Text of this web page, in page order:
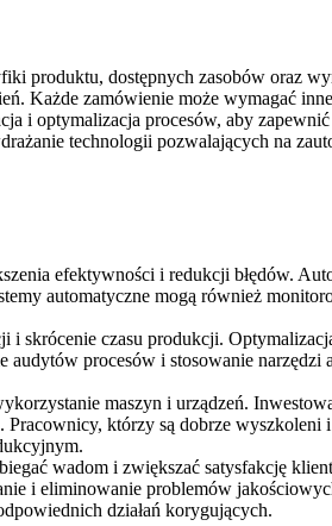
produktu, dostępnych zasobów oraz
Każde zamówienie może wymagać
i optymalizacja procesów, aby
technologii pozwalających na
efektywności i redukcji błędów.
automatyczne mogą również
skrócenie czasu produkcji.
audytów procesów i stosowanie
maszyn i urządzeń.
którzy są dobrze
wadom i zwiększać satysfakcję
i eliminowanie problemów
działań korygujących.